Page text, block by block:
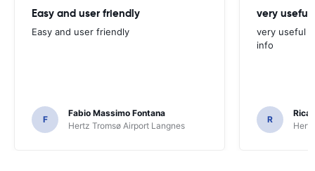
Easy and user friendly
Easy and user friendly
F
Fabio Massimo Fontana
Hertz Tromsø Airport Langnes
very useful
very useful
info
R